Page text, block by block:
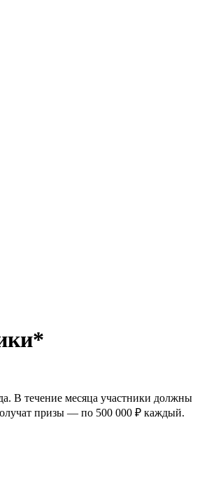
В течение месяца участники должны
призы — по 500 000 ₽ каждый.